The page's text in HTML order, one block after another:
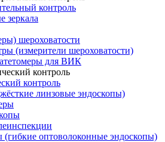
контроль
зеркала
шероховатости
(измерители шероховатости)
для ВИК
контроль
линзовые эндоскопы)
оптоволоконные эндоскопы)